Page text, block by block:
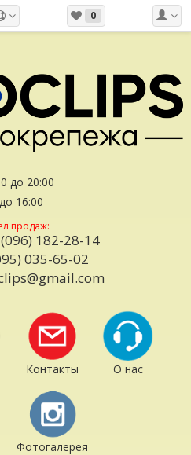
0
до 20:00
16:00
продаж:
182-28-14
035-65-02
Контакты О нас
Фотогалерея